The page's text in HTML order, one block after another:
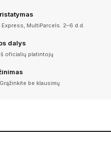
Express, MultiParcels. 2–6 d.d.
dalys
oficialių platintojų
be klausimų